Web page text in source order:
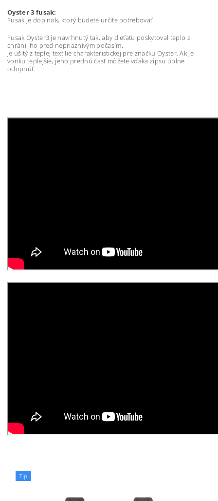
Oyster 3 fusak:
Fusak je doplnok, ktorý budete určite potrebovať.
Fusak Oyster3 je navrhnutý tak, aby dieťaťu poskytoval teplo a
chránil ho pred nepriaznivým počasím.
Je ušitý z teplej textílie charakteristickej pre značku Oyster. Ak je
vonku teplejšie, jeho prednú časť môžete vďaka zipsu úplne
odopnúť.
Tip